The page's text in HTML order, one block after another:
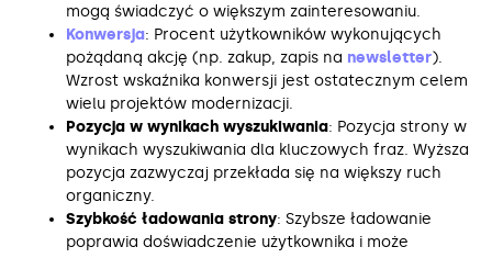
mogą świadczyć o większym zainteresowaniu.
Konwersja: Procent użytkowników wykonujących
pożądaną akcję (np. zakup, zapis na newsletter).
Wzrost wskaźnika konwersji jest ostatecznym celem
wielu projektów modernizacji.
Pozycja w wynikach wyszukiwania: Pozycja strony w
wynikach wyszukiwania dla kluczowych fraz. Wyższa
pozycja zazwyczaj przekłada się na większy ruch
organiczny.
Szybkość ładowania strony: Szybsze ładowanie
poprawia doświadczenie użytkownika i może